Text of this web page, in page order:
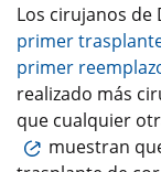
Los cirujanos de
primer
primer
realizado más
que cualquier
muestran